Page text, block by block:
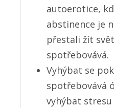
autoerotice,
abstinence je
přestali žít
spotřebovává.
Vyhýbat se
spotřebovává
vyhýbat stresu